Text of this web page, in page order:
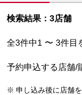
検索結果：3店舗
全3件中1 〜 3件目
予約申込する店舗/
申し込み後に店舗